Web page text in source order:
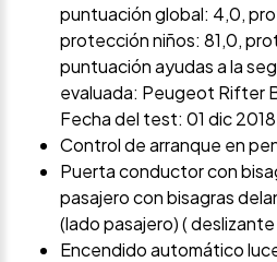
puntuación global: 4,0,
protección niños: 81,0,
puntuación ayudas a la
evaluada: Peugeot Rifter
Fecha del test: 01 dic 2018
Control de arranque en
Puerta conductor con
pasajero con bisagras
(lado pasajero) ( deslizante
Encendido automático